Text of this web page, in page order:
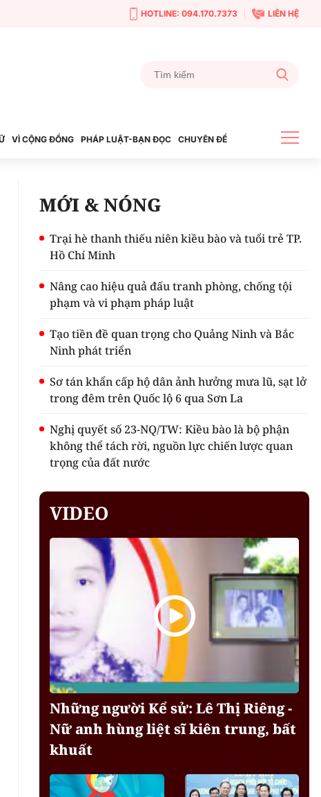
HOTLINE: 094.170.7373 LIÊN HỆ
VÌ CỘNG ĐỒNG PHÁP LUẬT-BẠN ĐỌC CHUYÊN ĐỀ
MỚI & NÓNG
Trại hè thanh thiếu niên kiều bào và tuổi trẻ TP.
Hồ Chí Minh
Nâng cao hiệu quả đấu tranh phòng, chống tội
phạm và vi phạm pháp luật
Tạo tiền đề quan trọng cho Quảng Ninh và Bắc
Ninh phát triển
Sơ tán khẩn cấp hộ dân ảnh hưởng mưa lũ, sạt lở
trong đêm trên Quốc lộ 6 qua Sơn La
Nghị quyết số 23-NQ/TW: Kiều bào là bộ phận
không thể tách rời, nguồn lực chiến lược quan
trọng của đất nước
VIDEO
Những người Kể sử: Lê Thị Riêng -
Nữ anh hùng liệt sĩ kiên trung, bất
khuất